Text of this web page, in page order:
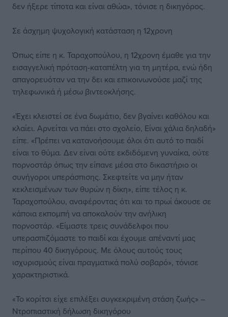
δεν ήξερε τίποτα και είναι αθώα», τόνισε η δικηγόρος.
Σε άσχημη ψυχολογική κατάσταση η 12χρονη
Όπως είπε η κ. Ταραχοπούλου, η 12χρονη έμαθε για την
εισαγγελική πρόταση-καταπέλτη για τη μητέρα, ενώ ήδη
απαγορευόταν να την δει και επικοινωνούσε μαζί της
τηλεφωνικά ή μέσω βιντεοκλήσης.
«Έχει κλειστεί σε ένα δωμάτιο, δεν βγαίνει καθόλου και
κλαίει. Αρνείται να πάει στο σχολείο, Είναι χάλια δηλαδή»
είπε. «Πρέπει να κατανοήσουμε όλοι ότι αυτό το παιδί
είναι το θύμα. Δεν είναι ούτε εκδιδόμενη γυναίκα, ούτε
πορνοστάρ όπως την είπανε μέσα στο δικαστήριο οι
συνήγοροι υπεράσπισης. Σκεφτείτε να μην ήταν
κεκλεισμένων των θυρών η δίκη», είπε τέλος η κ.
Ταραχοπούλου, αναφέροντας ότι και το πρωί άκουσε σε
κάποια εκπομπή να αποκαλούν την ανήλικη
πορνοστάρ. «Είμαστε τρεις συνάδελφοι που
υπερασπιζόμαστε το παιδί και έχουμε απέναντί μας
περίπου 40 δικηγόρους. Με όλους αυτούς τους
ισχυρισμούς είναι πραγματικά πολύ σοβαρό», τόνισε
χαρακτηριστικά.
«Το κορίτσι είχε επιλέξει συγκεκριμένη στάση ζωής» –
Ντροπιαστική δήλωση δικηγόρου